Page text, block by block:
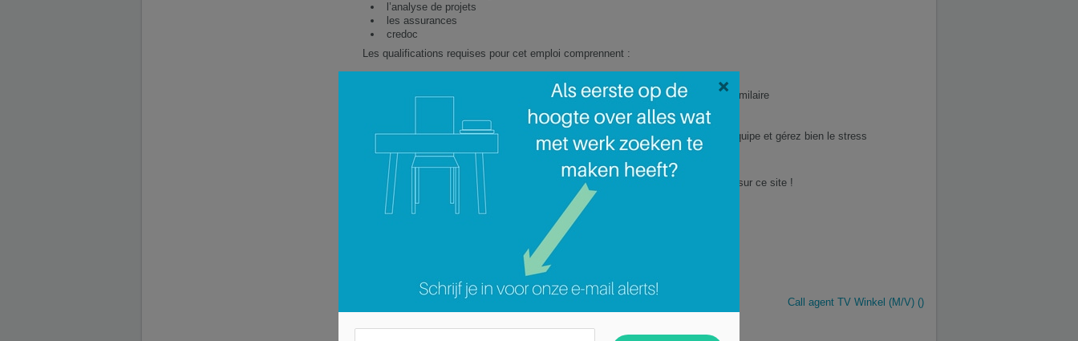
l’analyse de projets
les assurances
credoc
Les qualifications requises pour cet emploi comprennent :
Vous avez un Master à orientation financière
Vous avez une expérience probante de 3 ans minimum dans une fonction similaire
Vous êtes à l’aise avec les outils informatiques
Vous avez une excellente connaissance de l’anglais
Vous êtes rigoureux(-se), discret(-ète), flexible, faites preuve d’un esprit d’équipe et gérez bien le stress
Vous êtes partant(e) de voyager quelques semaines par an
Vous êtes disponible immédiatement
Intéressé(e) par ce poste ? Posez votre candidature dès aujourd’hui directement sur ce site !
Categorie:
Call agent TV Winkel (M/V) ()
×